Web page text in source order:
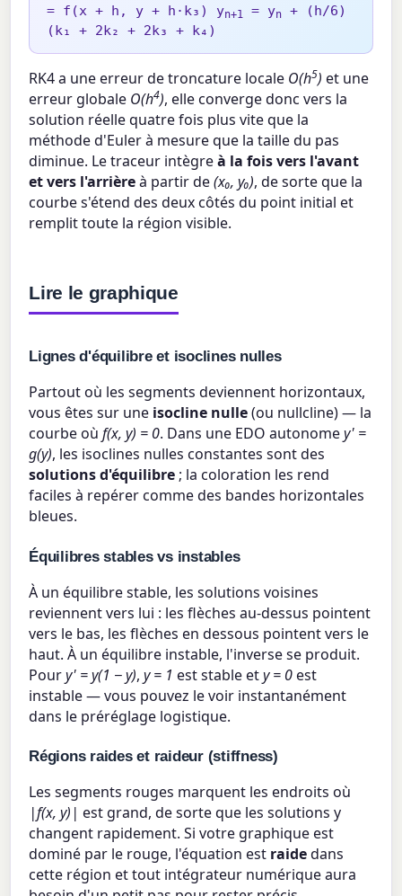
= f(x + h, y + h·k₃) yn+1 = yn+ (h/6)
(k₁ + 2k₂ + 2k₃ + k₄)
RK4 a une erreur de troncature locale O(h5) et une
erreur globale O(h4), elle converge donc vers la
solution réelle quatre fois plus vite que la
méthode d'Euler à mesure que la taille du pas
diminue. Le traceur intègreà la fois vers l'avant
et vers l'arrièreà partir de(x₀, y₀), de sorte que la
courbe s'étend des deux côtés du point initial et
remplit toute la région visible.
Lire le graphique
Lignes d'équilibre et isoclines nulles
Partout où les segments deviennent horizontaux,
vous êtes sur une isocline nulle(ou nullcline) — la
courbe oùf(x, y) = 0. Dans une EDO autonomey' =
g(y), les isoclines nulles constantes sont des
solutions d'équilibre ; la coloration les rend
faciles à repérer comme des bandes horizontales
bleues.
Équilibres stables vs instables
À un équilibre stable, les solutions voisines
reviennent vers lui : les flèches au-dessus pointent
vers le bas, les flèches en dessous pointent vers le
haut. À un équilibre instable, l'inverse se produit.
Poury' = y(1 − y),y = 1 est stable ety = 0est
instable — vous pouvez le voir instantanément
dans le préréglage logistique.
Régions raides et raideur (stiffness)
Les segments rouges marquent les endroits où
|f(x, y)| est grand, de sorte que les solutions y
changent rapidement. Si votre graphique est
dominé par le rouge, l'équation est raidedans
cette région et tout intégrateur numérique aura